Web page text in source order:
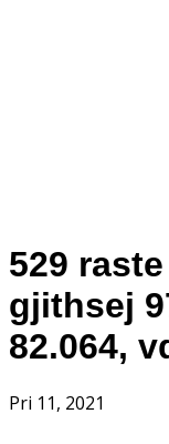
529
gjithsej
82.064,
Pri 11, 2021